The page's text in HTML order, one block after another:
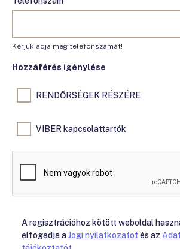
Kérjük adja meg telefonszámát!
Hozzáférés igénylése
RENDŐRSÉGEK RÉSZÉRE
VIBER kapcsolattartók
A regisztrációhoz kötött weboldal
elfogadja aJogi nyilatkozatot és az